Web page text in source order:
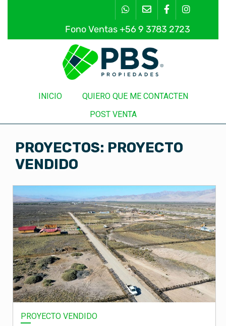
Fono Ventas +56 9 3783 2723
INICIO
QUIERO QUE ME CONTACTEN
POST VENTA
PROYECTOS: PROYECTO
VENDIDO
PROYECTO VENDIDO